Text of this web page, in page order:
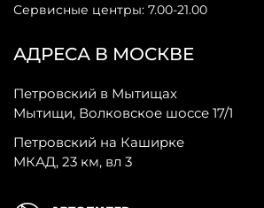
АДРЕСА В МОСКВЕ
Петровский в Мытищах
Мытищи, Волковское шоссе 17/1
Петровский на Каширке
МКАД, 23 км, вл 3
Сервисные центры: 7.00-21.00